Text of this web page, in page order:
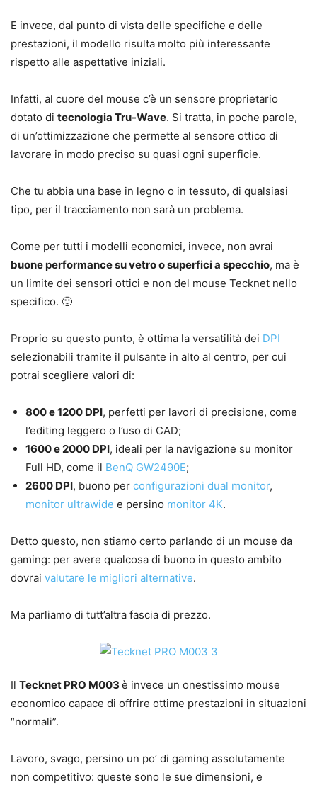
E invece, dal punto di vista delle specifiche e delle
prestazioni, il modello risulta molto più interessante
rispetto alle aspettative iniziali.
Infatti, al cuore del mouse c’è un sensore proprietario
dotato di tecnologia Tru-Wave. Si tratta, in poche parole,
di un’ottimizzazione che permette al sensore ottico di
lavorare in modo preciso su quasi ogni superficie.
Che tu abbia una base in legno o in tessuto, di qualsiasi
tipo, per il tracciamento non sarà un problema.
Come per tutti i modelli economici, invece, non avrai
buone performance su vetro o superfici a specchio, ma è
un limite dei sensori ottici e non del mouse Tecknet nello
specifico. 🙂
Proprio su questo punto, è ottima la versatilità dei DPI
selezionabili tramite il pulsante in alto al centro, per cui
potrai scegliere valori di:
800 e 1200 DPI, perfetti per lavori di precisione, come
l’editing leggero o l’uso di CAD;
1600 e 2000 DPI, ideali per la navigazione su monitor
Full HD, come il BenQ GW2490E;
2600 DPI, buono per configurazioni dual monitor,
monitor ultrawide e persino monitor 4K.
Detto questo, non stiamo certo parlando di un mouse da
gaming: per avere qualcosa di buono in questo ambito
dovrai valutare le migliori alternative.
Ma parliamo di tutt’altra fascia di prezzo.
Il Tecknet PRO M003 è invece un onestissimo mouse
economico capace di offrire ottime prestazioni in situazioni
“normali”.
Lavoro, svago, persino un po’ di gaming assolutamente
non competitivo: queste sono le sue dimensioni, e